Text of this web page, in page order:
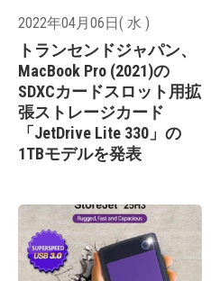
2022年04月06日( 水 )
トランセンドジャパン、
MacBook Pro (2021)の
SDXCカードスロット用拡
張ストレージカード
「JetDrive Lite 330」の
1TBモデルを発表